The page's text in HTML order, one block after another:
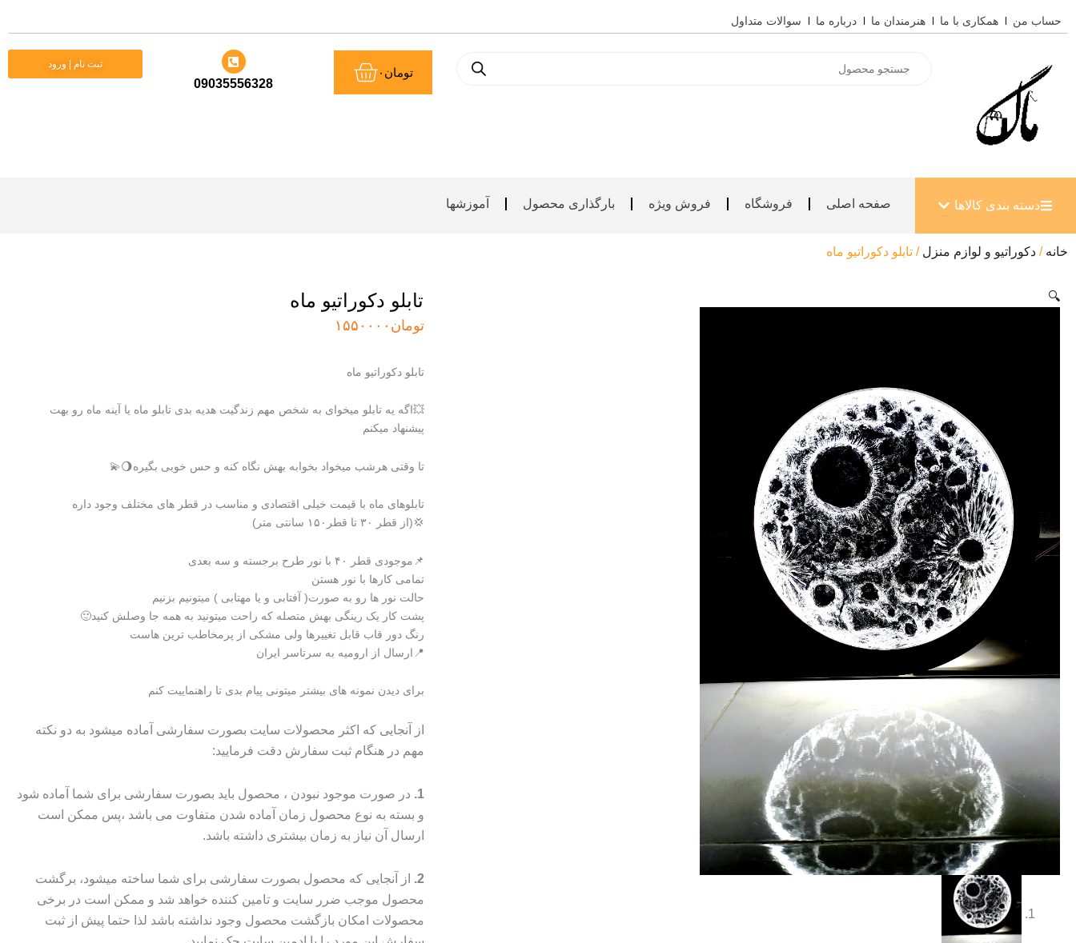
به
حساب من همکاری با ما هنرمندان ما درباره ما سوالات متداول
search
تومان ۰سبد
خرید
09035556328
ثبت نام | ورود
دسته بندی کالاها باز کردن دسته بندی کالاها
صفحه اصلی فروشگاه فروش ویژه بارگذاری محصول آموزشها
خانه / دکوراتیو و لوازم منزل / تابلو دکوراتیو ماه
🔍 تابلو دکوراتیو ماه
تومان ۱۵۵۰۰۰۰
تابلو دکوراتیو ماه
💥اگه یه تابلو میخوای به شخص مهم زندگیت هدیه بدی تابلو ماه یا آینه ماه رو بهت
پیشنهاد میکنم
تا وقتی هرشب میخواد بخوابه بهش نگاه کنه و حس خوبی بگیره🌖💫
تابلوهای ماه با قیمت خیلی اقتصادی و مناسب در قطر های مختلف وجود داره
💢(از قطر ۳۰ تا قطر۱۵۰ سانتی متر)
📌موجودی قطر ۴۰ با نور طرح برجسته و سه بعدی
تمامی کارها با نور هستن
حالت نور ها رو به صورت( آفتابی و یا مهتابی ) میتونیم بزنیم
پشت کار یک رینگی بهش متصله که راحت میتونید به همه جا وصلش کنید🙂
رنگ دور قاب قابل تغییرها ولی مشکی از پرمخاطب ترین هاست
📍ارسال از ارومیه به سرتاسر ایران
برای دیدن نمونه های بیشتر میتونی پیام بدی تا راهنماییت کنم
از آنجایی که اکثر محصولات سایت بصورت سفارشی آماده میشود به دو نکته
مهم در هنگام ثبت سفارش دقت فرمایید:
1. در صورت موجود نبودن ، محصول باید بصورت سفارشی برای شما آماده شود
و بسته به نوع محصول زمان آماده شدن متفاوت می باشد ،پس ممکن است
ارسال آن نیاز به زمان بیشتری داشته باشد.
2.
از آنجایی که محصول بصورت سفارشی برای شما ساخته میشود، برگشت
محصول موجب ضرر سایت و تامین کننده خواهد شد و ممکن است در برخی
محصولات امکان بازگشت محصول وجود نداشته باشد لذا حتما پیش از ثبت